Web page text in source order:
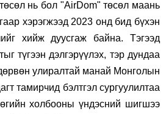
нь бол "AirDom" төсөл маань
хэрэгжээд 2023 онд бид бүхэн
хийж дуусгаж байна. Тэгээд
түгээн дэлгэрүүлэх, тэр дундаа
улиралтай манай Монголын
тамирчид бэлтгэл сургуулилтаа
холбооны үндэсний шигшээ